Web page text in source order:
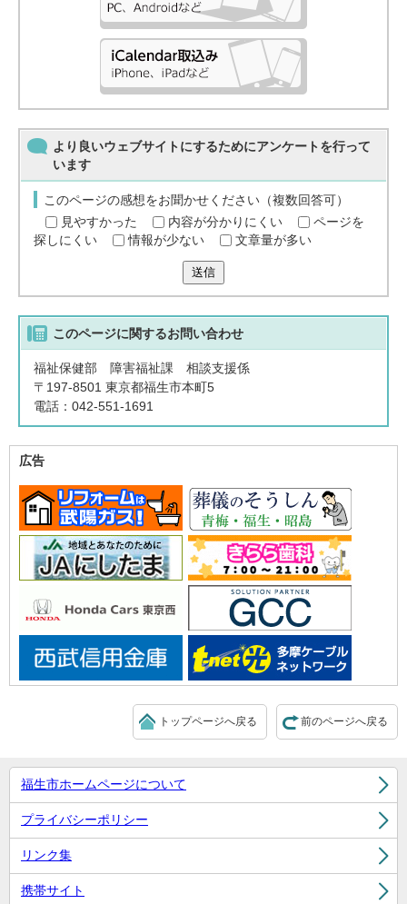
より良いウェブサイトにするためにアンケートを行って
います
このページの感想をお聞かせください（複数回答可）
見やすかった
内容が分かりにくい
ページを
探しにくい
情報が少ない 文章量が多い
送信
このページに関するお問い合わせ
福祉保健部 障害福祉課 相談支援係
〒197-8501 東京都福生市本町5
電話：042-551-1691
広告
前のページへ戻る
トップページへ戻る
福生市ホームページについて
プライバシーポリシー
リンク集
携帯サイト